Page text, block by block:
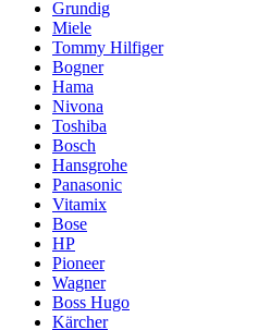
Grundig
Miele
Tommy Hilfiger
Bogner
Hama
Nivona
Toshiba
Bosch
Hansgrohe
Panasonic
Vitamix
Bose
HP
Pioneer
Wagner
Boss Hugo
Kärcher